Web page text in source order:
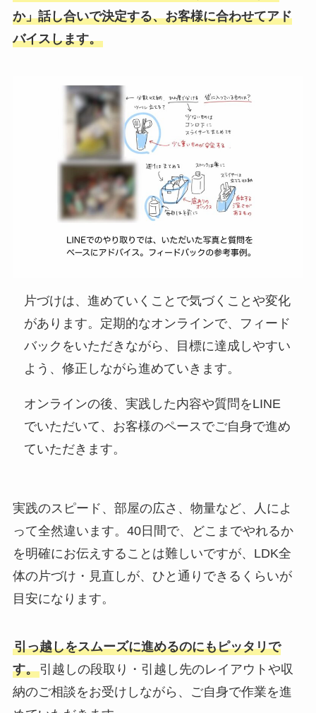
か」話し合いで決定する、お客様に合わせてアド
バイスします。
片づけは、進めていくことで気づくことや変化
があります。定期的なオンラインで、フィード
バックをいただきながら、目標に達成しやすい
よう、修正しながら進めていきます。
オンラインの後、実践した内容や質問をLINE
でいただいて、お客様のペースでご自身で進め
ていただきます。
実践のスピード、部屋の広さ、物量など、人によ
って全然違います。40日間で、どこまでやれるか
を明確にお伝えすることは難しいですが、LDK全
体の片づけ・見直しが、ひと通りできるくらいが
目安になります。
引っ越しをスムーズに進めるのにもピッタリで
す。引越しの段取り・引越し先のレイアウトや収
納のご相談をお受けしながら、ご自身で作業を進